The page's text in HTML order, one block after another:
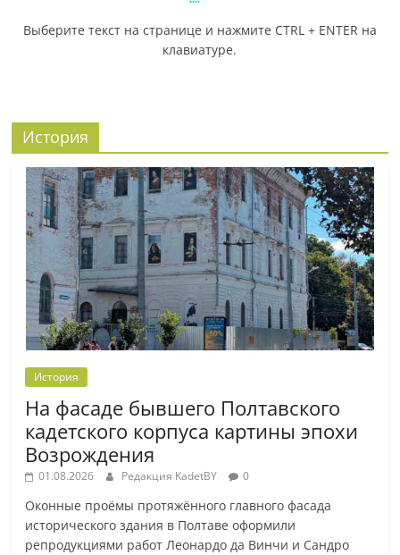
Выберите текст на странице и нажмите CTRL + ENTER на
клавиатуре.
История
История
На фасаде бывшего Полтавского
кадетского корпуса картины эпохи
Возрождения
01.08.2026 Редакция KadetBY 0
Оконные проёмы протяжённого главного фасада
исторического здания в Полтаве оформили
репродукциями работ Леонардо да Винчи и Сандро